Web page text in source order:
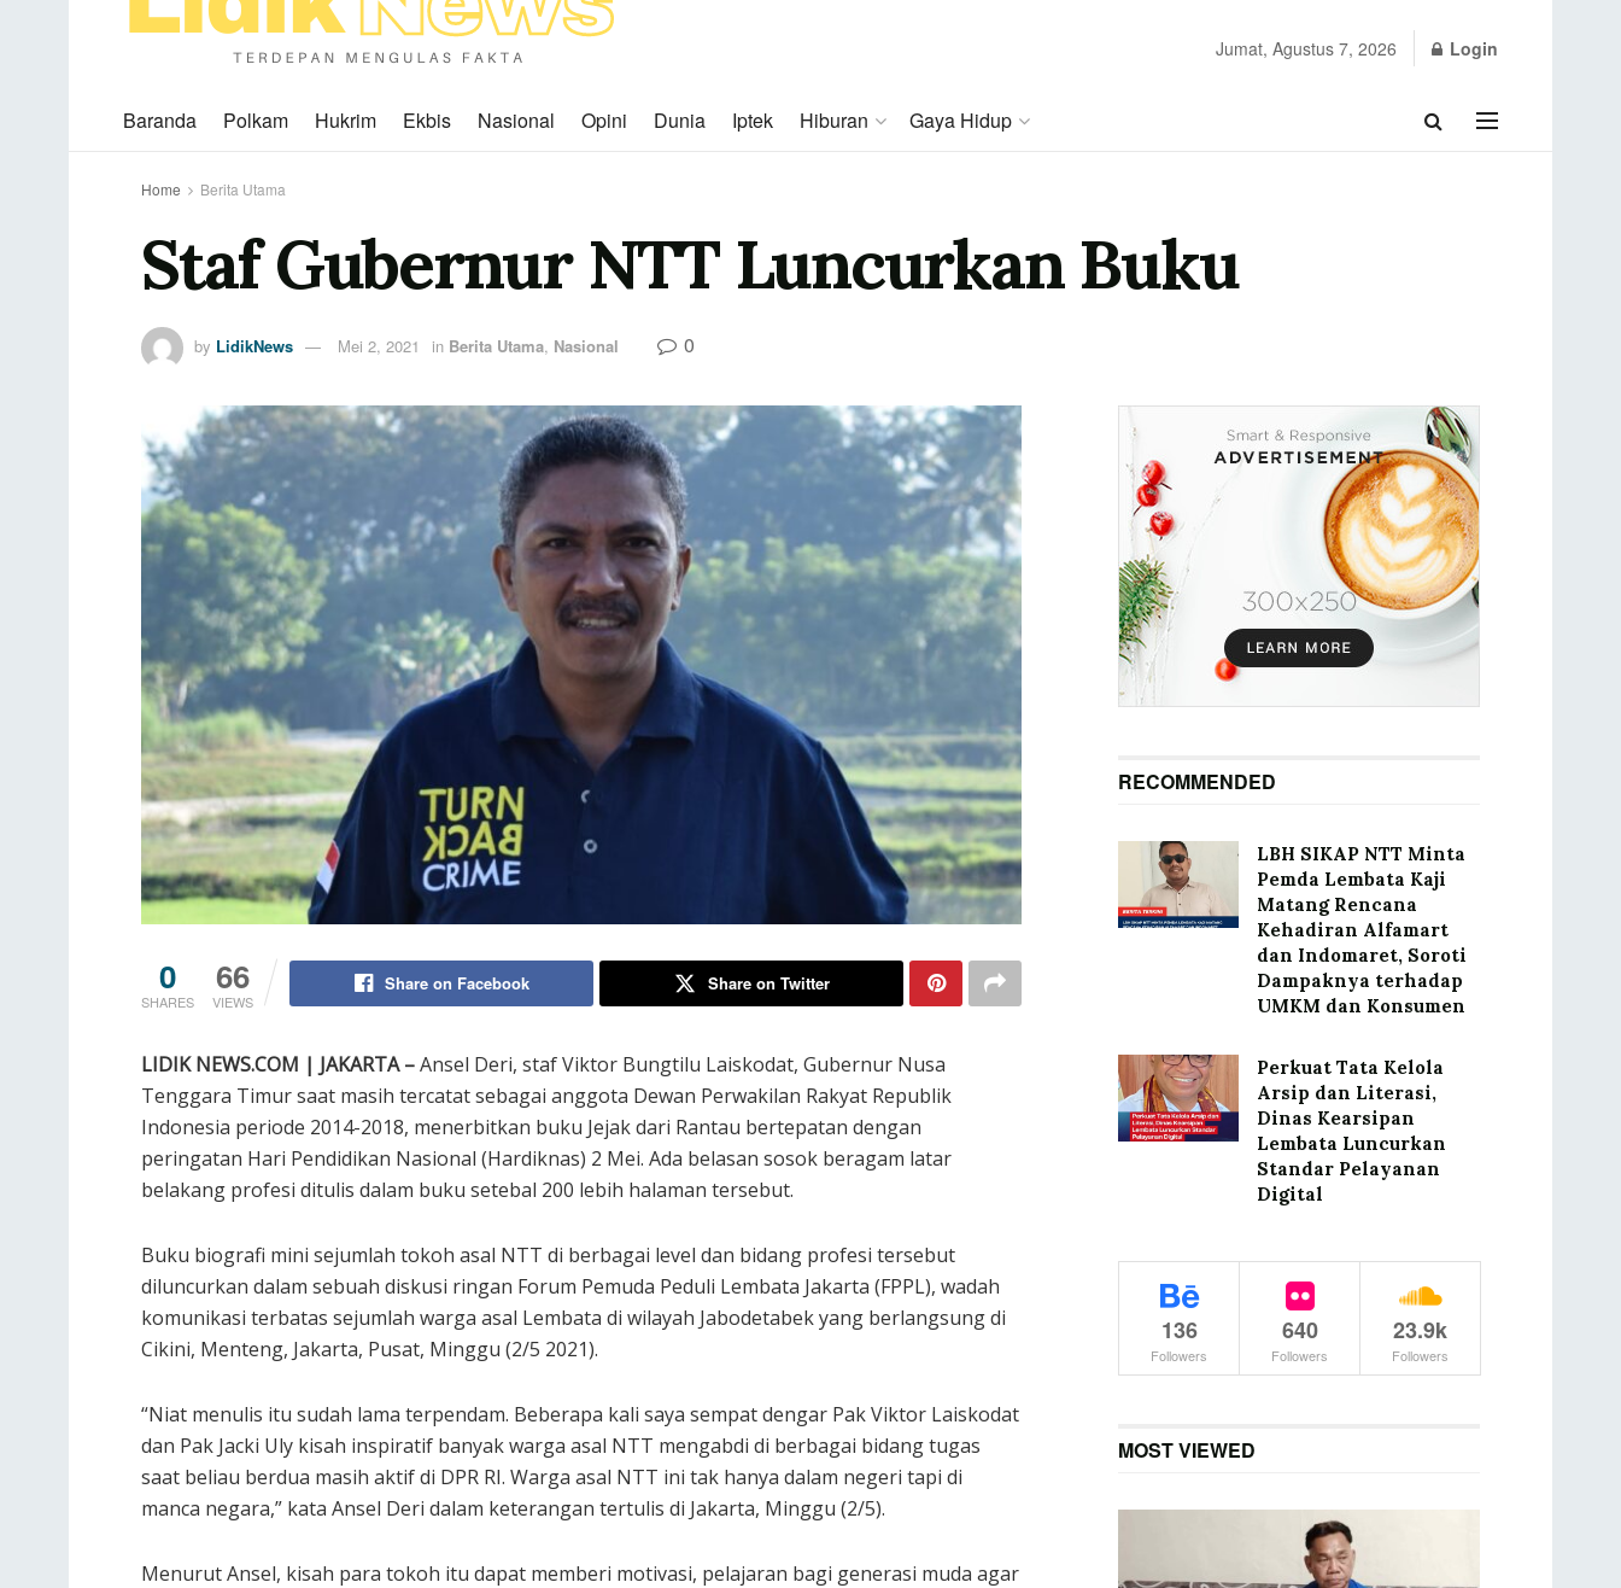
Jumat, Agustus 7, 2026 Login
Baranda Polkam Hukrim Ekbis Nasional Opini Dunia Iptek Hiburan Gaya Hidup
Home Berita Utama
Staf Gubernur NTT Luncurkan Buku
by LidikNews Mei 2, 2021 in Berita Utama, Nasional 0
0
SHARES
66
VIEWS
Share on Facebook Share on Twitter
LIDIK NEWS.COM | JAKARTA –Ansel Deri, staf Viktor Bungtilu Laiskodat, Gubernur Nusa
Tenggara Timur saat masih tercatat sebagai anggota Dewan Perwakilan Rakyat Republik
Indonesia periode 2014-2018, menerbitkan buku Jejak dari Rantau bertepatan dengan
peringatan Hari Pendidikan Nasional (Hardiknas) 2 Mei. Ada belasan sosok beragam latar
belakang profesi ditulis dalam buku setebal 200 lebih halaman tersebut.
Buku biografi mini sejumlah tokoh asal NTT di berbagai level dan bidang profesi tersebut
diluncurkan dalam sebuah diskusi ringan Forum Pemuda Peduli Lembata Jakarta (FPPL), wadah
komunikasi terbatas sejumlah warga asal Lembata di wilayah Jabodetabek yang berlangsung di
Cikini, Menteng, Jakarta, Pusat, Minggu (2/5 2021).
“Niat menulis itu sudah lama terpendam. Beberapa kali saya sempat dengar Pak Viktor Laiskodat
dan Pak Jacki Uly kisah inspiratif banyak warga asal NTT mengabdi di berbagai bidang tugas
saat beliau berdua masih aktif di DPR RI. Warga asal NTT ini tak hanya dalam negeri tapi di
manca negara,” kata Ansel Deri dalam keterangan tertulis di Jakarta, Minggu (2/5).
Menurut Ansel, kisah para tokoh itu dapat memberi motivasi, pelajaran bagi generasi muda agar
RECOMMENDED
LBH SIKAP NTT Minta
Pemda Lembata Kaji
Matang Rencana
Kehadiran Alfamart
dan Indomaret, Soroti
Dampaknya terhadap
UMKM dan Konsumen
Perkuat Tata Kelola
Arsip dan Literasi,
Dinas Kearsipan
Lembata Luncurkan
Standar Pelayanan
Digital
136
Followers
640
Followers
23.9k
Followers
MOST VIEWED